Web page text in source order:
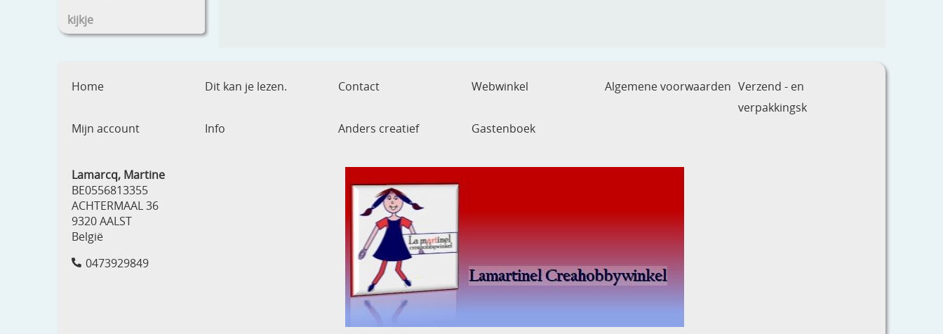
kijkje
Home Dit kan je lezen. Contact Webwinkel Algemene voorwaarden Verzend - en
verpakkingsk
Mijn account
Info Anders creatief Gastenboek
Lamarcq, Martine
BE0556813355
ACHTERMAAL 36
9320 AALST
België
0473929849